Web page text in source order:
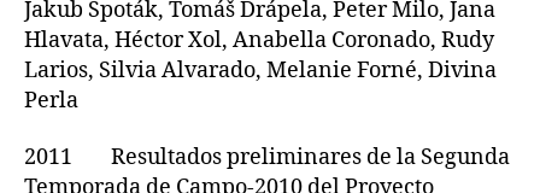
Jakub Špoták, Tomáš Drápela, Peter Milo, Jana
Hlavata, Héctor Xol, Anabella Coronado, Rudy
Larios, Silvia Alvarado, Melanie Forné, Divina
Perla
2011 Resultados preliminares de la Segunda